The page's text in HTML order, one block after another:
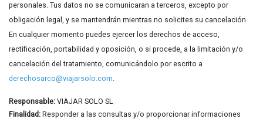
personales. Tus datos no se comunicaran a terceros, excepto por
obligación legal, y se mantendrán mientras no solicites su cancelación.
En cualquier momento puedes ejercer los derechos de acceso,
rectificación, portabilidad y oposición, o si procede, a la limitación y/o
cancelación del tratamiento, comunicándolo por escrito a
derechosarco@viajarsolo.com.
Responsable: VIAJAR SOLO SL
Finalidad: Responder a las consultas y/o proporcionar informaciones